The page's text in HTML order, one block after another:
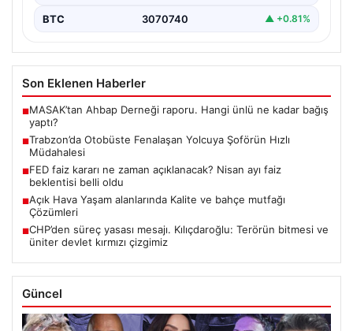
BTC 3070740 ▲ +0.81%
Son Eklenen Haberler
■MASAK’tan Ahbap Derneği raporu. Hangi ünlü ne kadar bağış
yaptı?
■Trabzon’da Otobüste Fenalaşan Yolcuya Şoförün Hızlı
Müdahalesi
■FED faiz kararı ne zaman açıklanacak? Nisan ayı faiz
beklentisi belli oldu
■Açık Hava Yaşam alanlarında Kalite ve bahçe mutfağı
Çözümleri
■CHP’den süreç yasası mesajı. Kılıçdaroğlu: Terörün bitmesi ve
üniter devlet kırmızı çizgimiz
Güncel